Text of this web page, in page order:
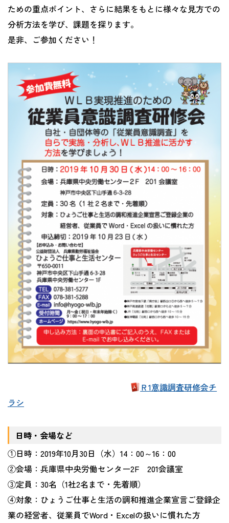
ための重点ポイント、さらに結果をもとに様々な見方での
分析方法を学び、課題を探ります。
是非、ご参加ください！
Ｒ1意識調査研修会チ
ラシ
日時・会場など
①日時：2019年10月30日（水）14：00～16：00
②会場：兵庫県中央労働センター2F 201会議室
③定員：30名（1社2名まで・先着順）
④対象：ひょうご仕事と生活の調和推進企業宣言ご登録企
業の経営者、従業員でWord・Excelの扱いに慣れた方